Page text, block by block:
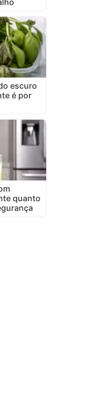
escuro
é por
quanto